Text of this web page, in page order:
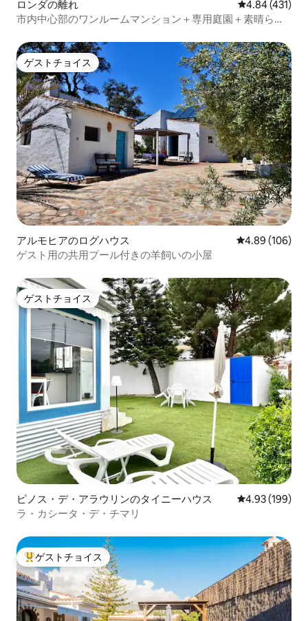
ロンダの離れ レビュー431
4.84 (431)
市内中心部のワンルームマンション＋専用庭園＋素晴らし
ゲストチョイス
ゲストチョイス
アルモヒアのログハウス レビュー106
4.89 (106)
ゲスト用の共用プール付きの羊飼いの小屋
ゲストチョイス
ゲストチョイス
ピノス・デ・アラウリンのタイニーハウス レビュー199
4.93 (199)
ラ・カシータ・デ・チマリ
大好評のゲストチョイスです。
ゲストチョイス